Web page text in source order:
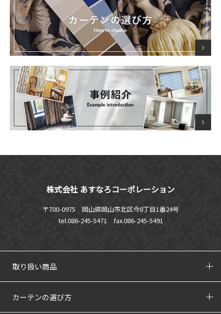
株式会社 あすなろコーポレーション
〒700-0975 岡山県岡山市北区今8丁目1番24号
tel.086-245-5471 fax.086-245-5491
取り扱い商品
カーテンの選び方